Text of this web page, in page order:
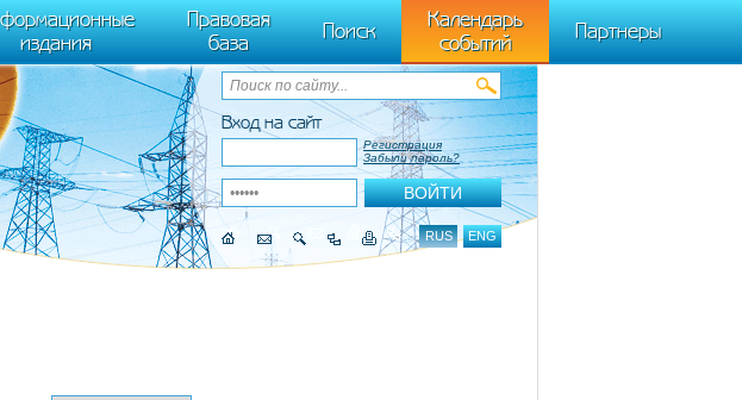
(window,
});
издания
Правовая
база
Поиск
Календарь
событий
Партнеры
Вход на сайт
Регистрация
Забыли пароль?
RUS ENG